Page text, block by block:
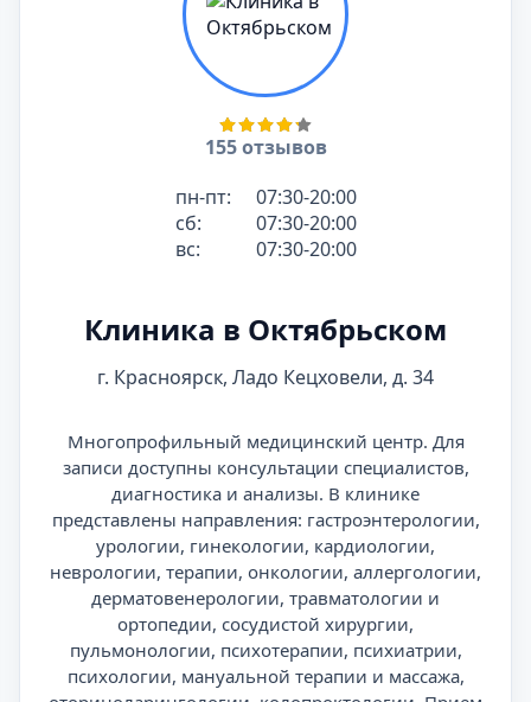
155 отзывов
пн-пт:
07:30-20:00
сб:
07:30-20:00
вс:
07:30-20:00
Клиника в Октябрьском
г. Красноярск, Ладо Кецховели, д. 34
Многопрофильный медицинский центр. Для
записи доступны консультации специалистов,
диагностика и анализы. В клинике
представлены направления: гастроэнтерологии,
урологии, гинекологии, кардиологии,
неврологии, терапии, онкологии, аллергологии,
дерматовенерологии, травматологии и
ортопедии, сосудистой хирургии,
пульмонологии, психотерапии, психиатрии,
психологии, мануальной терапии и массажа,